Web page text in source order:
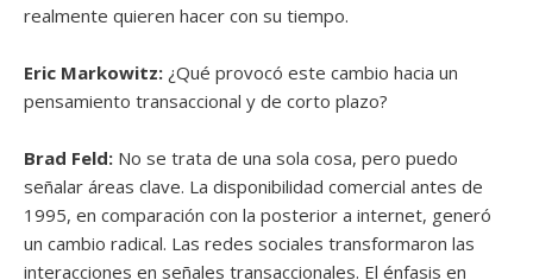
realmente quieren hacer con su tiempo.
Eric Markowitz: ¿Qué provocó este cambio hacia un
pensamiento transaccional y de corto plazo?
Brad Feld: No se trata de una sola cosa, pero puedo
señalar áreas clave. La disponibilidad comercial antes de
1995, en comparación con la posterior a internet, generó
un cambio radical. Las redes sociales transformaron las
interacciones en señales transaccionales. El énfasis en